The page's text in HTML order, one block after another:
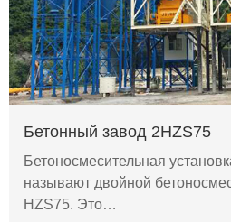
Бетонный завод 2HZS75
Бетоносмесительная
называют двойной
HZS75. Это…